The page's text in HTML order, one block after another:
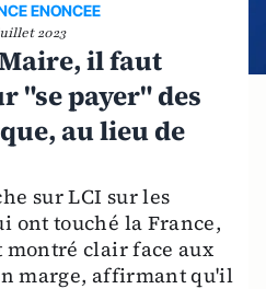
ENONCEE
2023
il faut
"se payer" des
au lieu de
sur LCI sur les
ont touché la France,
montré clair face aux
marge, affirmant qu'il